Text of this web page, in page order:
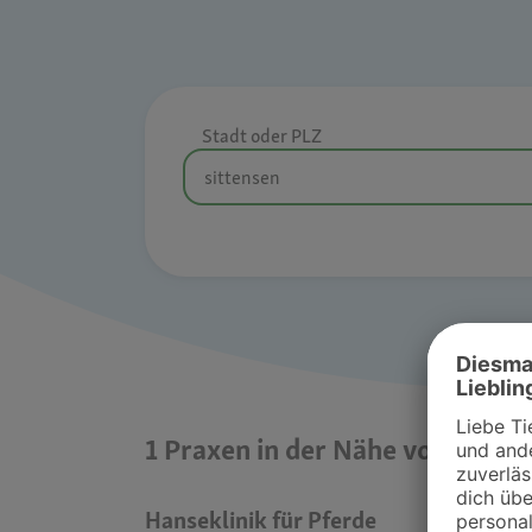
Stadt oder PLZ
1 Praxen in der Nähe von
Hanseklinik für Pferde